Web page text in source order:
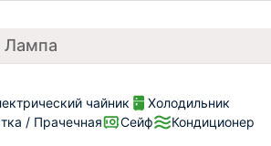
Лампа
чайник
Холодильник
/ Прачечная Сейф Кондиционер